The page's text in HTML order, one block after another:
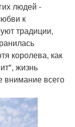
людей -
к
традиции,
королева, как
жизнь
внимание всего